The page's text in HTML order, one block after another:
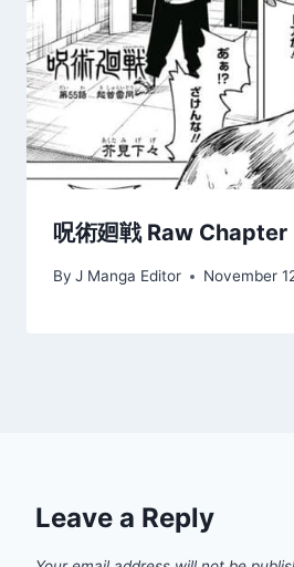
呪術廻戦 Raw Chapter
By J Manga Editor November
Leave a Reply